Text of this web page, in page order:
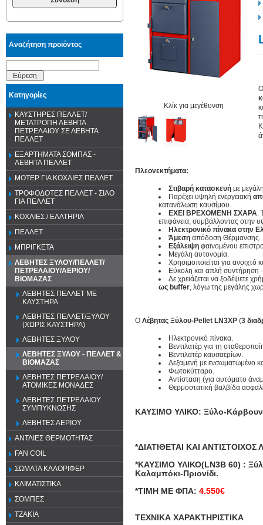
Αναζήτηση προϊόντος
Εύρεση
Κατηγορίες
ΚΑΥΣΤΗΡΕΣ ΠΕΛΛΕΤ/
ΜΕΤΑΤΡΟΠΗ ΛΕΒΗΤΑ
ΠΕΤΡΕΛΑΙΟΥ ΣΕ ΛΕΒΗΤΑ
ΠΕΛΛΕΤ
ΕΞΑΡΤΗΜΑΤΑ ΣΟΜΠΑΣ -
ΛΕΒΗΤΑ ΠΕΛΛΕΤ
ΜΟΤΕΡ ΓΙΑ ΚΟΧΛΙΕΣ ΠΕΛΛΕΤ
ΤΡΟΦΟΔΟΤΕΣ ΠΕΛΛΕΤ - ΣΙΛΟ
ΓΙΑ ΠΕΛΛΕΤ
ΚΟΧΛΙΕΣ / ΕΛΑΤΗΡΙΑ
ΠΕΛΛΕΤ
ΜΠΡΙΓΚΕΤΑ
ΛΕΒΗΤΕΣ ΞΥΛΟΥ/ΠΕΛΛΕΤ/
ΠΕΤΡΕΛΑΙΟΥ/ΑΕΡΙΟΥ/
ΒΙΟΜΑΖΑΣ
ΛΕΒΗΤΕΣ ΠΕΛΛΕΤ ΜΕ
ΚΑΥΣΤΗΡΑ
ΛΕΒΗΤΕΣ ΠΕΛΛΕΤ/ΞΥΛΟΥ
(ΧΩΡΙΣ ΚΑΥΣΤΗΡΑ)
ΛΕΒΗΤΕΣ ΞΥΛΟΥ
ΛΕΒΗΤΕΣ ΞΥΛΟΥ - ΠΕΛΛΕΤ &
ΒΙΟΜΑΖΑΣ
ΛΕΒΗΤΕΣ ΠΕΤΡΕΛΑΙΟΥ/
ΑΤΟΜΙΚΕΣ ΜΟΝΑΔΕΣ
ΛΕΒΗΤΕΣ ΠΕΤΡΕΛΑΙΟΥ
ΣΥΜΠΥΚΝΩΣΗΣ
ΛΕΒΗΤΕΣ ΑΕΡΙΟΥ
ΑΝΤΛΙΕΣ ΘΕΡΜΟΤΗΤΑΣ
FAN COIL
ΣΩΜΑΤΑ ΚΑΛΟΡΙΦΕΡ
ΚΛΙΜΑΤΙΣΤΙΚΑ
ΣΟΜΠΕΣ
ΤΖΑΚΙΑ
Κλίκ για μεγέθυνση
O
Πλεονεκτήματα:
Στιβαρή κατασκευή με
Παρέχει υψηλή ενεργειακή
κατανάλωση καυσίμου.
ΕΧΕΙ ΒΡΕΧΟΜΕΝΗ ΣΧΑΡΑ
επιφάνεια, συμβάλλοντας στην
Ηλεκτρονικό πίνακα στην
Άμεση απόδοση Θέρμανσης.
Εξάλειψη φαινομένου
Μεγάλη αυτονομία.
Χρησιμοποιείται για ανοιχτό
Εύκολη και απλή συντήρηση
Δε χρειάζεται να ξοδέψετε
ως buffer , λόγω της μεγάλης
O Λέβητας Ξύλου-Pellet LN3XP (3
Ηλεκτρονικό πίνακα.
Βεντιλατέρ για τη
Βεντιλατέρ καυσαερίων.
Δεξαμενή με ενσωματωμένο
Φωτοκύτταρο.
Αντίσταση (για αυτόματο
Θερμοστατική βαλβίδα
ΚΑΥΣΙΜΟ ΥΛΙΚΟ: Ξύλο-
*ΔΙΑΤΙΘΕΤΑΙ ΚΑΙ
*ΚΑΥΣΙΜΟ ΥΛΙΚΟ(LN3B 60) :
Καλαμπόκι-Πριονίδι.
*ΤΙΜΗ ΜΕ ΦΠΑ: 4.550€
ΤΕΧΝΙΚΑ ΧΑΡΑΚΤΗΡΙΣΤΙΚΑ